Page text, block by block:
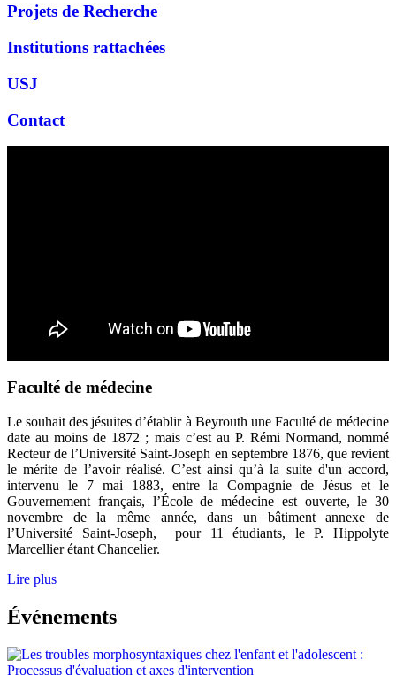
Projets de Recherche
Institutions rattachées
USJ
Contact
Faculté de médecine
Le souhait des jésuites d’établir à Beyrouth une Faculté de médecine
date au moins de 1872 ; mais c’est au P. Rémi Normand, nommé
Recteur de l’Université Saint-Joseph en septembre 1876, que revient
le mérite de l’avoir réalisé. C’est ainsi qu’à la suite d'un accord,
intervenu le 7 mai 1883, entre la Compagnie de Jésus et le
Gouvernement français, l’École de médecine est ouverte, le 30
novembre de la même année, dans un bâtiment annexe de
l’Université Saint-Joseph, pour 11 étudiants, le P. Hippolyte
Marcellier étant Chancelier.
Lire plus
Événements